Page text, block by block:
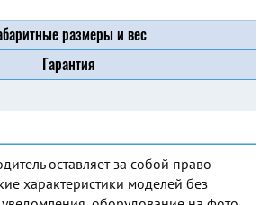
размеры и вес
Гарантия
оставляет за собой право
характеристики моделей без